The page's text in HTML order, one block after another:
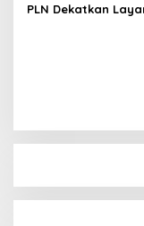
PLN Dekatkan